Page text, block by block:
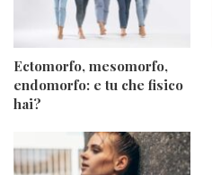
Ectomorfo, mesomorfo,
endomorfo: e tu che fisico
hai?